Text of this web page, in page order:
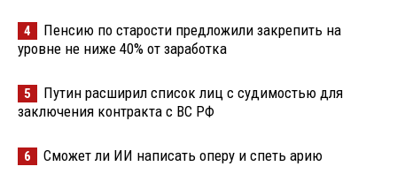
4
Пенсию по старости предложили закрепить на
уровне не ниже 40% от заработка
5
Путин расширил список лиц с судимостью для
заключения контракта с ВС РФ
6 Сможет ли ИИ написать оперу и спеть арию